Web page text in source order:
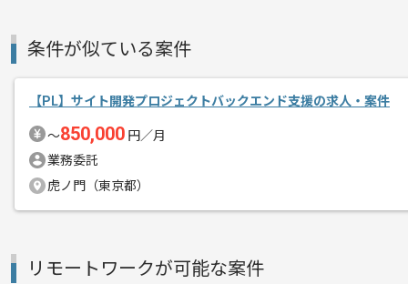
条件が似ている案件
【PL】サイト開発プロジェクトバックエンド支援の求人・案件
〜850,000 円／月
業務委託
虎ノ門（東京都）
リモートワークが可能な案件